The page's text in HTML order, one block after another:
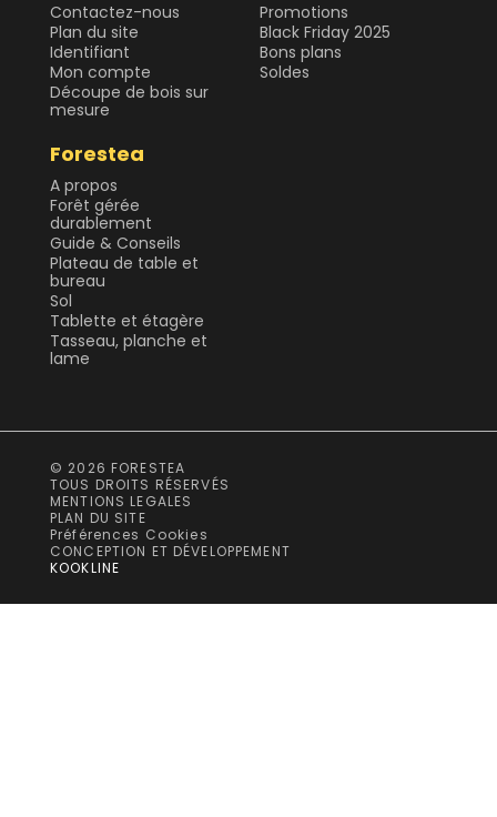
Contactez-nous
Plan du site
Identifiant
Mon compte
Découpe de bois sur
mesure
Promotions
Black Friday 2025
Bons plans
Soldes
Forestea
A propos
Forêt gérée
durablement
Guide & Conseils
Plateau de table et
bureau
Sol
Tablette et étagère
Tasseau, planche et
lame
© 2026 FORESTEA
TOUS DROITS RÉSERVÉS
MENTIONS LEGALES
PLAN DU SITE
Préférences Cookies
CONCEPTION ET DÉVELOPPEMENT
KOOKLINE